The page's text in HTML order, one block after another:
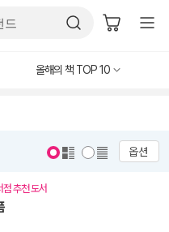
올해의 책 TOP 10
옵션
추천 도서